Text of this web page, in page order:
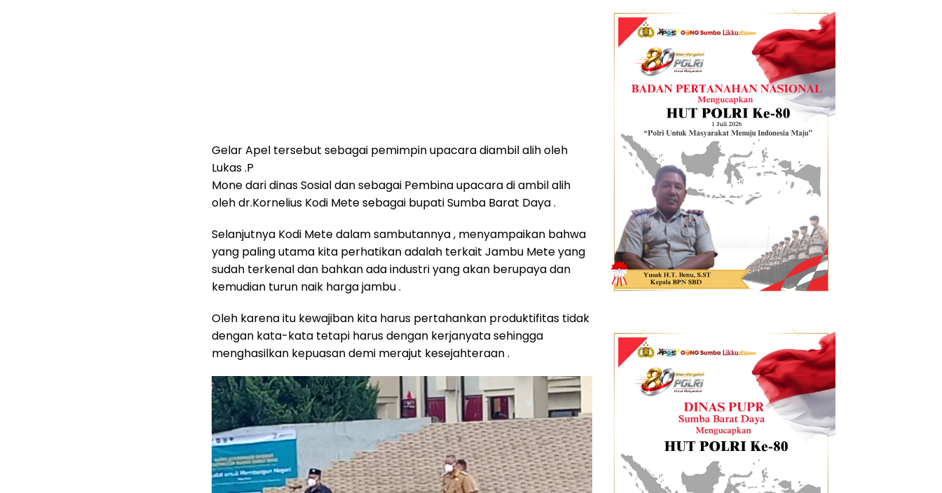
Gelar Apel tersebut sebagai pemimpin upacara diambil alih oleh
Lukas .P
Mone dari dinas Sosial dan sebagai Pembina upacara di ambil alih
oleh dr.Kornelius Kodi Mete sebagai bupati Sumba Barat Daya .
Selanjutnya Kodi Mete dalam sambutannya , menyampaikan bahwa
yang paling utama kita perhatikan adalah terkait Jambu Mete yang
sudah terkenal dan bahkan ada industri yang akan berupaya dan
kemudian turun naik harga jambu .
Oleh karena itu kewajiban kita harus pertahankan produktifitas tidak
dengan kata-kata tetapi harus dengan kerjanyata sehingga
menghasilkan kepuasan demi merajut kesejahteraan .